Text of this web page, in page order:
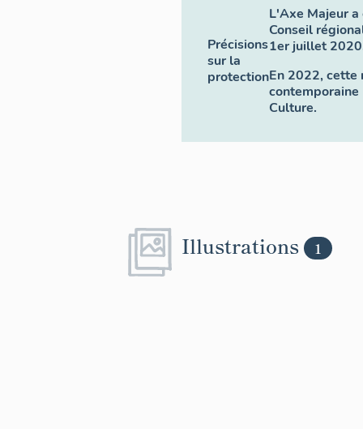
Précisions
sur la
protection
L'Axe Majeur
Conseil
1er juillet
En 2022,
Culture.
Illustrations 1